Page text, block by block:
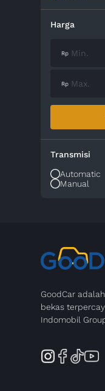
Harga
Transmisi
Automatic
Manual
GoodCar
bekas
Indomobil